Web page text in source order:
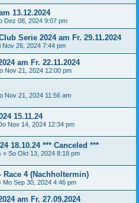
13.12.2024
Dez 08, 2024 9:07 pm
Serie 2024 am Fr. 29.11.2024
Nov 26, 2024 7:44 pm
am Fr. 22.11.2024
Nov 21, 2024 12:00 pm
Nov 21, 2024 11:56 am
15.11.24
Nov 14, 2024 12:34 pm
18.10.24 *** Canceled ***
« So Okt 13, 2024 8:18 pm
Race 4 (Nachholtermin)
Mo Sep 30, 2024 4:46 pm
am Fr. 27.09.2024